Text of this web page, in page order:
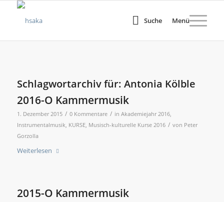
Suche Menü
Schlagwortarchiv für: Antonia Kölble
2016-O Kammermusik
1. Dezember 2015 / 0 Kommentare / in Akademiejahr 2016,
Instrumentalmusik, KURSE, Musisch-kulturelle Kurse 2016 / von Peter
Gorzolla
Weiterlesen
2015-O Kammermusik